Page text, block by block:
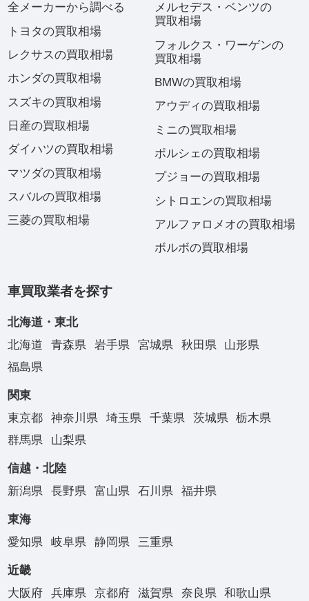
全メーカーから調べる
トヨタの買取相場
レクサスの買取相場
ホンダの買取相場
スズキの買取相場
日産の買取相場
ダイハツの買取相場
マツダの買取相場
スバルの買取相場
三菱の買取相場
メルセデス・ベンツの
買取相場
フォルクス・ワーゲンの
買取相場
BMWの買取相場
アウディの買取相場
ミニの買取相場
ポルシェの買取相場
プジョーの買取相場
シトロエンの買取相場
アルファロメオの買取相場
ボルボの買取相場
車買取業者を探す
北海道・東北
北海道
青森県 岩手県 宮城県 秋田県
山形県
福島県
関東
東京都
神奈川県 埼玉県 千葉県 茨城県
栃木県
群馬県
山梨県
信越・北陸
新潟県
長野県 富山県 石川県 福井県
東海
愛知県
岐阜県 静岡県 三重県
近畿
大阪府
兵庫県 京都府 滋賀県 奈良県 和歌山県